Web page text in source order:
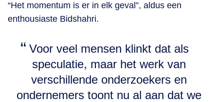
“Het momentum is er in elk geval”, aldus een
enthousiaste Bidshahri.
Voor veel mensen klinkt dat als
speculatie, maar het werk van
verschillende onderzoekers en
ondernemers toont nu al aan dat we